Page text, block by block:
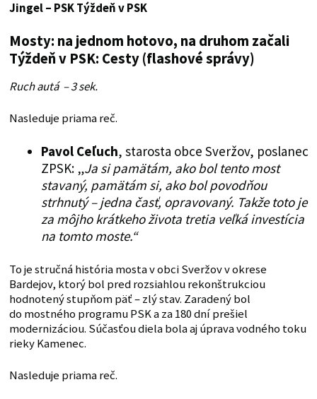
Jingel – PSKTýždeň v PSK
Mosty: na jednom hotovo, na druhom začali
Týždeň v PSK: Cesty (flashové správy)
Ruch autá – 3 sek.
Nasleduje priama reč.
Pavol Ceľuch, starosta obce Sveržov, poslanec
ZPSK: „Ja si pamätám, ako bol tento most
stavaný, pamätám si, ako bol povodňou
strhnutý – jedna časť, opravovaný. Takže toto je
za môjho krátkeho života tretia veľká investícia
na tomto moste.“
To je stručná história mosta v obci Sveržov v okrese
Bardejov, ktorý bol pred rozsiahlou rekonštrukciou
hodnotený stupňom päť – zlý stav. Zaradený bol
do mostného programu PSK a za 180 dní prešiel
modernizáciou. Súčasťou diela bola aj úprava vodného toku
rieky Kamenec.
Nasleduje priama reč.